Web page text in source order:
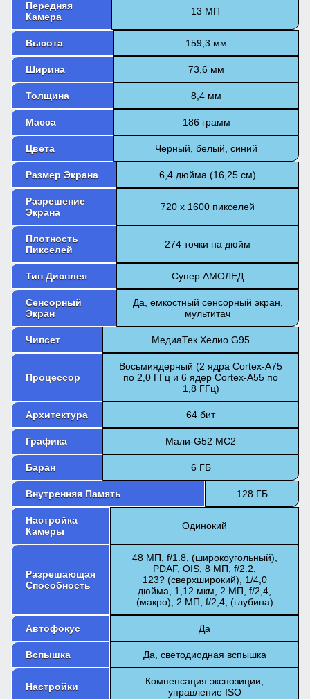
Передняя
Камера
13 МП
Высота 159,3 мм
Ширина 73,6 мм
Толщина 8,4 мм
Масса 186 грамм
Цвета Черный, белый, синий
Размер Экрана 6,4 дюйма (16,25 см)
Разрешение
Экрана
720 х 1600 пикселей
Плотность
Пикселей
274 точки на дюйм
Тип Дисплея Супер АМОЛЕД
Сенсорный
Экран
Да, емкостный сенсорный экран,
мультитач
Чипсет МедиаТек Хелио G95
Процессор
Восьмиядерный (2 ядра Cortex-A75
по 2,0 ГГц и 6 ядер Cortex-A55 по
1,8 ГГц)
Архитектура 64 бит
Графика Мали-G52 MC2
Баран 6 ГБ
Внутренняя Память 128 ГБ
Настройка
Камеры
Одинокий
Разрешающая
Способность
48 МП, f/1.8, (широкоугольный),
PDAF, OIS, 8 МП, f/2.2,
123? (сверхширокий), 1/4,0
дюйма, 1,12 мкм, 2 МП, f/2,4,
(макро), 2 МП, f/2,4, (глубина)
Автофокус Да
Вспышка Да, светодиодная вспышка
Настройки
Компенсация экспозиции,
управление ISO